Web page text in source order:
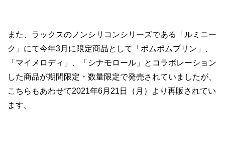
また、ラックスのノンシリコンシリーズである「ルミニー
ク」にて今年3月に限定商品として「ポムポムプリン」、
「マイメロディ」、「シナモロール」とコラボレーション
した商品が期間限定・数量限定で発売されていましたが、
こちらもあわせて2021年6月21日（月）より再販されてい
ます。